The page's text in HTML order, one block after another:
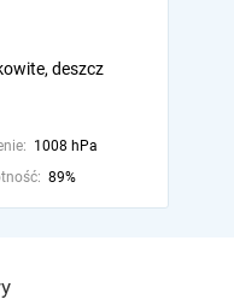
deszcz
1008 hPa
89%